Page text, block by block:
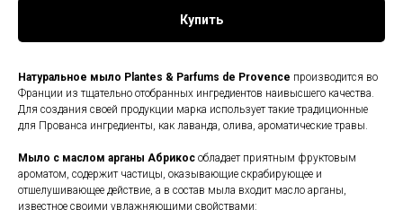
Купить
Натуральное мыло Plantes & Parfums de Provence производится во
Франции из тщательно отобранных ингредиентов наивысшего качества.
Для создания своей продукции марка использует такие традиционные
для Прованса ингредиенты, как лаванда, олива, ароматические травы.
Мыло с маслом арганы Абрикос обладает приятным фруктовым
ароматом, содержит частицы, оказывающие скрабирующее и
отшелушивающее действие, а в состав мыла входит масло арганы,
известное своими увлажняющими свойствами: